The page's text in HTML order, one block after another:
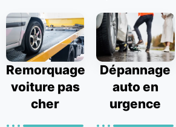
Remorquage
voiture pas
cher
Dépannage
auto en
urgence